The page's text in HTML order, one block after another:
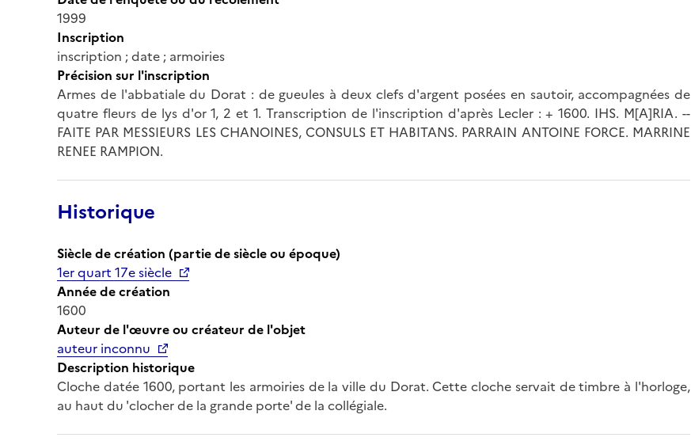
1999
Inscription
inscription ; date ; armoiries
Précision sur l'inscription
Armes de l'abbatiale du Dorat : de gueules à deux clefs d'argent posées en sautoir, accompagnées de
quatre fleurs de lys d'or 1, 2 et 1. Transcription de l'inscription d'après Lecler : + 1600. IHS. M[A]RIA. --
FAITE PAR MESSIEURS LES CHANOINES, CONSULS ET HABITANS. PARRAIN ANTOINE FORCE. MARRINE
RENEE RAMPION.
Historique
Siècle de création (partie de siècle ou époque)
1er quart 17e siècle
Année de création
1600
Auteur de l'œuvre ou créateur de l'objet
auteur inconnu
Description historique
Cloche datée 1600, portant les armoiries de la ville du Dorat. Cette cloche servait de timbre à l'horloge,
au haut du 'clocher de la grande porte' de la collégiale.